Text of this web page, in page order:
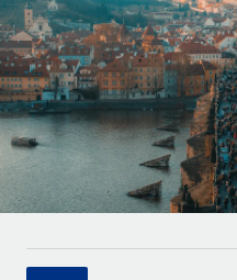
インフラ
Remote統合
人事機能をワークフロー
プラットフォーム
チームのための人事の基
接続 新しい
当社のMCPを使用して、
成長中の企業向けのアジ
リューション
ミッドマーケット
カスタマイズされた人事
企業
大企業向けのグローバル
パートナーに登録
REMOTEで学習
リサーチおよびガイド
活用事例
HR用語集
チェックリストおよびテン
職務内容ライブラリ
Deutsch
Español
Italiano
Português (Portugal)
日本語